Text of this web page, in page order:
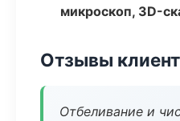
микроскоп, 3D-
Отзывы
Отбеливание и